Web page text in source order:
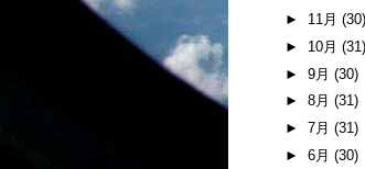
► 11月 (30)
► 10月 (31)
► 9月 (30)
► 8月 (31)
► 7月 (31)
► 6月 (30)